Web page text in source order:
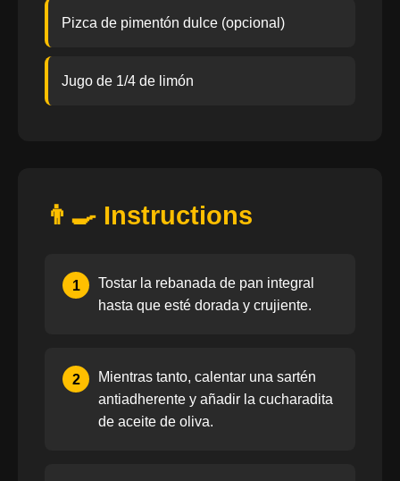
Pizca de pimentón dulce (opcional)
Jugo de 1/4 de limón
👨‍🍳 Instructions
1
Tostar la rebanada de pan integral
hasta que esté dorada y crujiente.
2
Mientras tanto, calentar una sartén
antiadherente y añadir la cucharadita
de aceite de oliva.